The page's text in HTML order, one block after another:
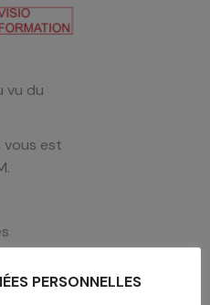
vu du
vous est
en
PERSONNELLES